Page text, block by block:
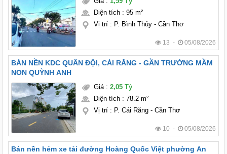
Diện tích: 95 m²
Vị trí: P. Bình Thủy - Cần Thơ
13 - 05/08/2026
BÁN NỀN KDC QUÂN ĐỘI, CÁI RĂNG - GẦN TRƯỜNG MẦM
NON QUỲNH ANH
Giá: 2,05 Tỷ
Diện tích: 78.2 m²
Vị trí: P. Cái Răng - Cần Thơ
10 - 05/08/2026
Bán nền hẻm xe tải đường Hoàng Quốc Việt phường An